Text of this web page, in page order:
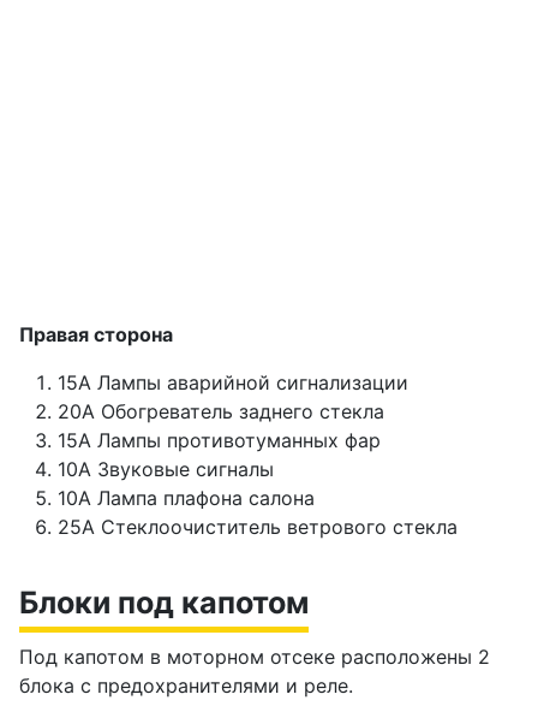
Правая сторона
15А Лампы аварийной сигнализации
20А Обогреватель заднего стекла
15А Лампы противотуманных фар
10А Звуковые сигналы
10А Лампа плафона салона
25А Стеклоочиститель ветрового стекла
Блоки под капотом
Под капотом в моторном отсеке расположены 2
блока с предохранителями и реле.